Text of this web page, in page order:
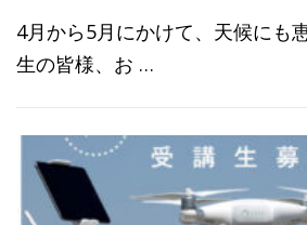
4月から5月にかけて、天候にも
生の皆様、お …